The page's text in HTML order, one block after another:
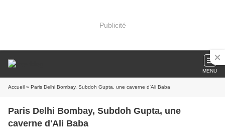
Publicité
MENU
Accueil » Paris Delhi Bombay, Subdoh Gupta, une caverne d'Ali Baba
Paris Delhi Bombay, Subdoh Gupta, une
caverne d'Ali Baba